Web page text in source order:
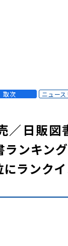
取次 ニュー
／日販図
ンキン
ランク